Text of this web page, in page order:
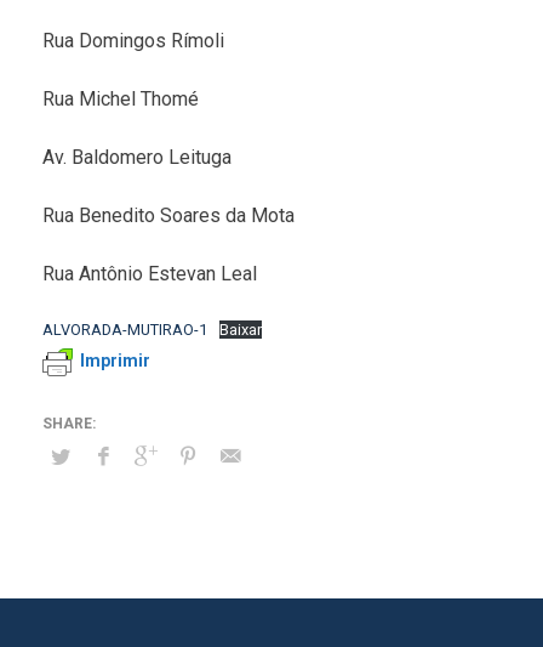
Rua Domingos Rímoli
Rua Michel Thomé
Av. Baldomero Leituga
Rua Benedito Soares da Mota
Rua Antônio Estevan Leal
ALVORADA-MUTIRAO-1 Baixar
Imprimir